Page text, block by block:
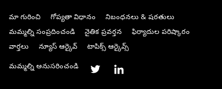
మా గురించి గోప్యతా విధానం
నిబంధనలు & షరతులు
మమ్మల్ని సంప్రదించండి
నైతిక ప్రవర్తన
ఫిర్యాదుల పరిష్కారం
వార్తలు
న్యూస్ ఆర్కైవ్ టాపిక్స్ ఆర్కైవ్స్
మమ్మల్ని అనుసరించండి